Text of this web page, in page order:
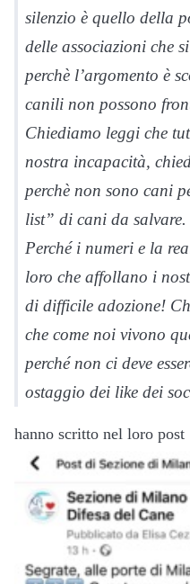
silenzio è quello della
delle associazioni che
perchè l’argomento è
canili non possono
Chiediamo leggi che
nostra incapacità,
perchè non sono cani
list” di cani da
Perché i numeri e la
loro che affollano i
di difficile adozione!
che come noi vivono
perché non ci deve
ostaggio dei like dei
hanno scritto nel loro post